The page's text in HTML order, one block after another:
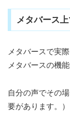
メタバース
メタバースで実
メタバースの機
自分の声でその
要があります。）